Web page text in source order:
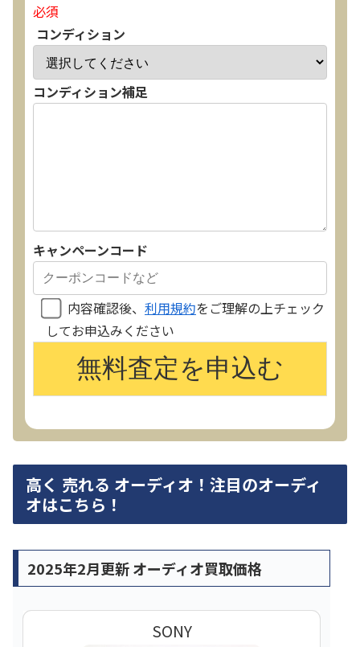
必須
コンディション
コンディション補足
キャンペーンコード
内容確認後、 利用規約をご理解の上チェック
してお申込みください
高く 売れる オーディオ！注目のオーディ
オはこちら！
2025年2月更新 オーディオ買取価格
SONY